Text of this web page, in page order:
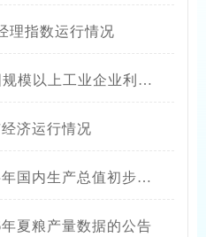
理指数运行情况
工业企业利润增长18.7%
济运行情况
生产总值初步核算结果
夏粮产量数据的公告